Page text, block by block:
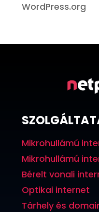
WordPress.org
Mikrohullámú
Mikrohullámú
Bérelt vonali
Optikai internet
Tárhely és